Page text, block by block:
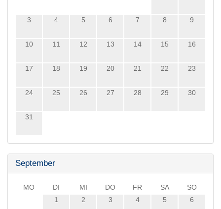
3 4 5 6 7 8 9
10 11 12 13 14 15 16
17 18 19 20 21 22 23
24 25 26 27 28 29 30
31
September
MO DI MI DO FR SA
SO
1
2 3 4 5 6